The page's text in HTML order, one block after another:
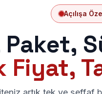
Açılışa
Fiyat,